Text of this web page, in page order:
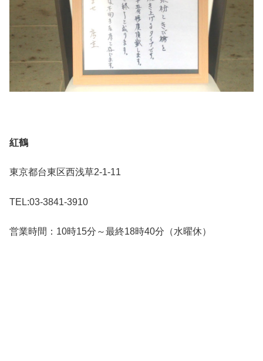
紅鶴
東京都台東区西浅草2-1-11
TEL:03-3841-3910
営業時間：10時15分～最終18時40分（水曜休）